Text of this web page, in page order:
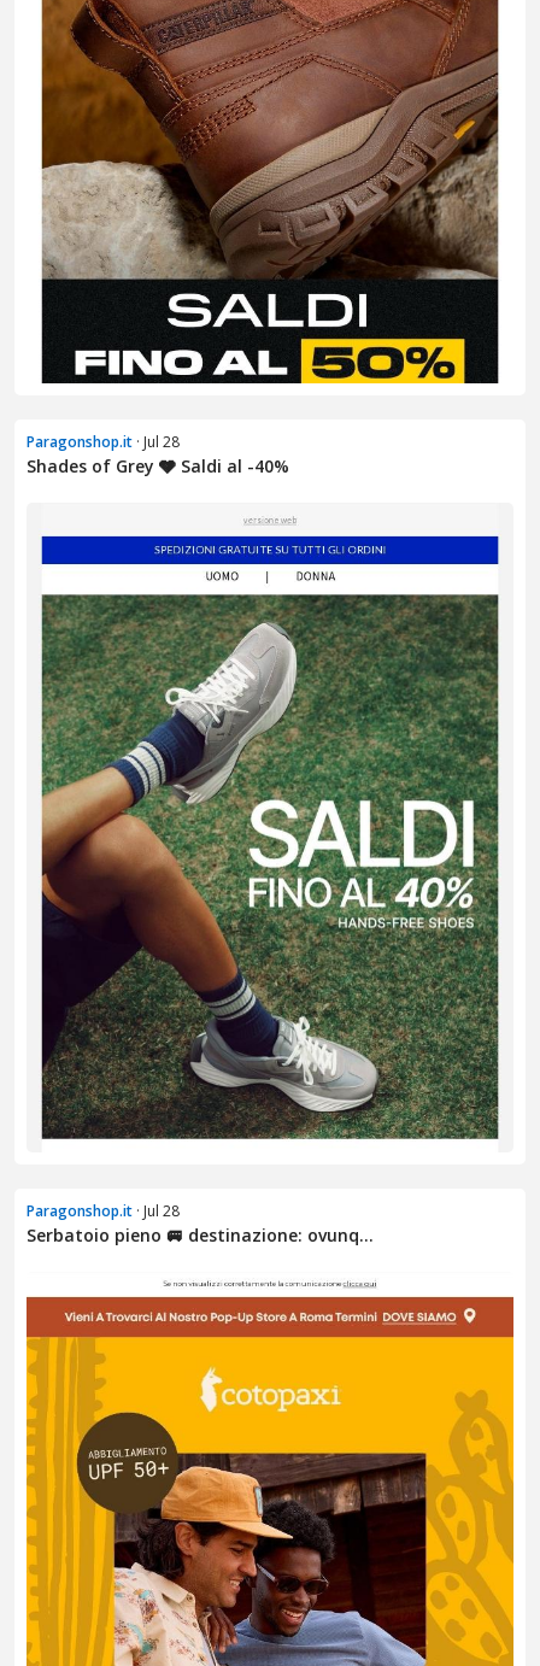
Paragonshop.it · Jul 28
Shades of Grey 🩶 Saldi al -40%
Paragonshop.it · Jul 28
Serbatoio pieno 🚐 destinazione: ovunq...